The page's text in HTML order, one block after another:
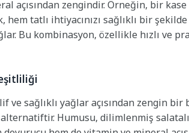
açısından zengindir. Örneğin, bir
tatlı ihtiyacınızı sağlıklı bir
Bu kombinasyon, özellikle hızlı ve
ve sağlıklı yağlar açısından zengin bir
Humusu, dilimlenmiş